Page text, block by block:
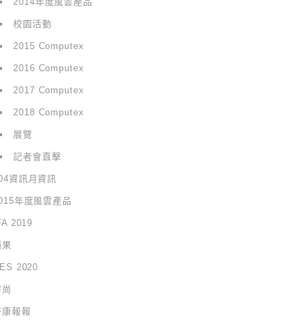
校園活動
2015 Computex
2016 Computex
2017 Computex
2018 Computex
展覽
記者會直擊
資訊月資訊
年度風雲產品
2019
2020
尚
康報報